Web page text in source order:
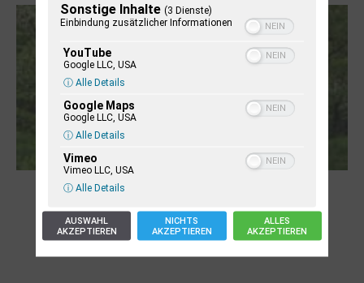
Robert Schads „Blickweit“: Linien im Land
der Horizonte
Sonstige Inhalte (3 Dienste)
Einbindung zusätzlicher Informationen
YouTube
Google LLC, USA
ⓘ Alle Details
Google Maps
Google LLC, USA
ⓘ Alle Details
Vimeo
Vimeo LLC, USA
ⓘ Alle Details
AUSWAHL
AKZEPTIEREN
NICHTS
AKZEPTIEREN
ALLES
AKZEPTIEREN